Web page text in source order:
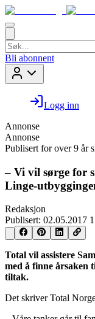
Bli abonnent
Logg inn
Annonse
Annonse
Publisert for over 9 år
– Vi vil sørge for
Linge-
Redaksjon
Publisert: 02.05.2017
Total vil assistere
med å finne årsaken
tiltak.
Det skriver Total